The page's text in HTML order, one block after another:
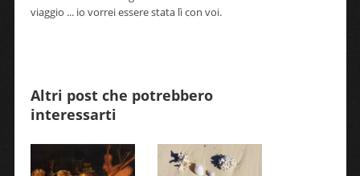
viaggio ... io vorrei essere stata lì con voi.
Altri post che potrebbero
interessarti